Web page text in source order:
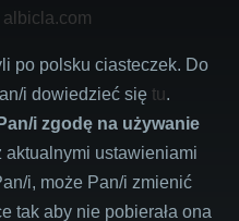
albicla.com
po polsku ciasteczek. Do
i dowiedzieć się tu.
i zgodę na używanie
aktualnymi ustawieniami
i, może Pan/i zmienić
tak aby nie pobierała ona